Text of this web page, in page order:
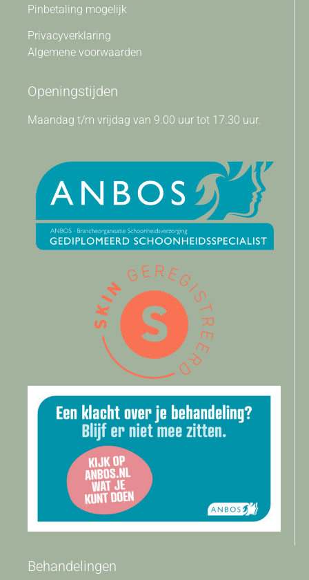
Pinbetaling mogelijk
Privacyverklaring
Algemene voorwaarden
Openingstijden
Maandag t/m vrijdag van 9.00 uur tot 17.30 uur.
Behandelingen